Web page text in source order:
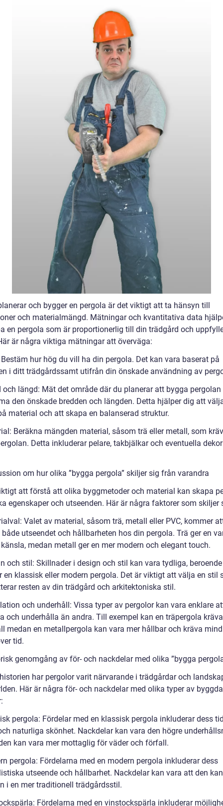
och bygger en pergola är det viktigt att ta hänsyn till
och materialmängd. Mätningar och kvantitativa data
en pergola som är proportionerlig till din trädgård och
är några viktiga mätningar att överväga:
hur hög du vill ha din pergola. Det kan vara baserat på
i ditt trädgårdssamt utifrån din önskade användning av
och längd: Mät det område där du planerar att bygga
den önskade bredden och längden. Detta hjälper dig att
material och att skapa en balanserad struktur.
Beräkna mängden material, såsom trä eller metall, som
Detta inkluderar pelare, takbjälkar och eventuella
om hur olika ”bygga pergola” skiljer sig från varandra
att förstå att olika byggmetoder och material kan skapa
egenskaper och utseenden. Här är några faktorer som skiljer
Valet av material, såsom trä, metall eller PVC, kommer
utseendet och hållbarheten hos din pergola. Trä ger en
medan metall ger en mer modern och elegant touch.
och stil: Skillnader i design och stil kan vara tydliga,
en klassisk eller modern pergola. Det är viktigt att välja en stil
resten av din trädgård och arkitektoniska stil.
och underhåll: Vissa typer av pergolor kan vara enklare
och underhålla än andra. Till exempel kan en träpergola
medan en metallpergola kan vara mer hållbar och kräva
tid.
genomgång av för- och nackdelar med olika ”bygga
har pergolor varit närvarande i trädgårdar och
Här är några för- och nackdelar med olika typer av byggda
pergola: Fördelar med en klassisk pergola inkluderar dess
naturliga skönhet. Nackdelar kan vara den högre
kan vara mer mottaglig för väder och förfall.
pergola: Fördelarna med en modern pergola inkluderar dess
utseende och hållbarhet. Nackdelar kan vara att den
i en mer traditionell trädgårdsstil.
Fördelarna med en vinstockspärla inkluderar